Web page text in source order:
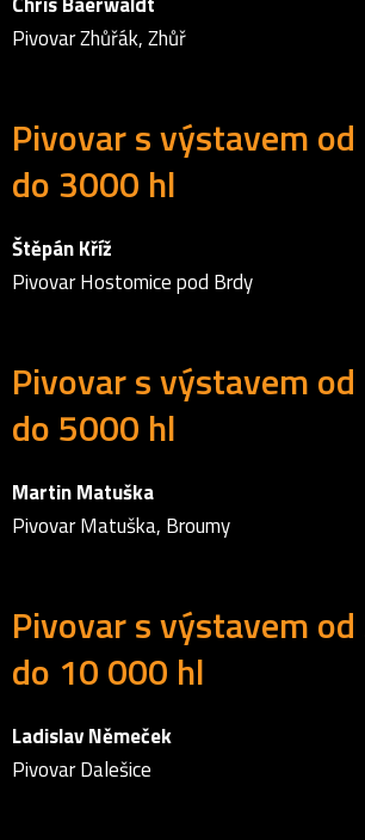
Pivovar Zhůřák, Zhůř
Pivovar s výstavem
do 3000 hl
Štěpán Kříž
Pivovar Hostomice pod Brdy
Pivovar s výstavem
do 5000 hl
Martin Matuška
Pivovar Matuška, Broumy
Pivovar s výstavem
do 10 000 hl
Ladislav Němeček
Pivovar Dalešice